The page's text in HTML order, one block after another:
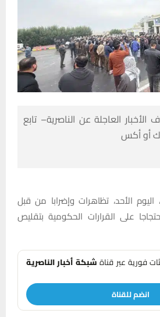
العاجلة عن الناصرية– تابع
أو أكس
الأحد، تظاهرات وإضرابا من قبل
على القرارات الحكومية بتقليص
فورية عبر قناةشبكة أخبار الناصرية
انضم للقناة